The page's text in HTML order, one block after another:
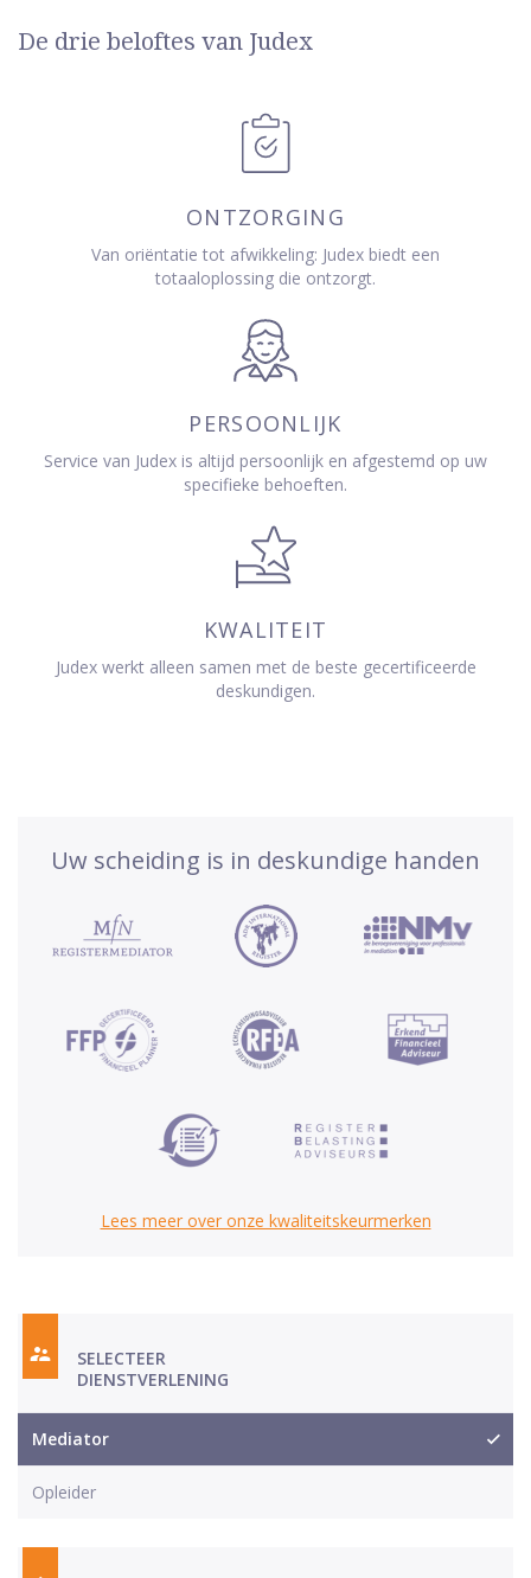
De drie beloftes van Judex
ONTZORGING
Van oriëntatie tot afwikkeling: Judex biedt een
totaaloplossing die ontzorgt.
PERSOONLIJK
Service van Judex is altijd persoonlijk en afgestemd op uw
specifieke behoeften.
KWALITEIT
Judex werkt alleen samen met de beste gecertificeerde
deskundigen.
Uw scheiding is in deskundige handen
Lees meer over onze kwaliteitskeurmerken
SELECTEER
DIENSTVERLENING
Mediator
Opleider